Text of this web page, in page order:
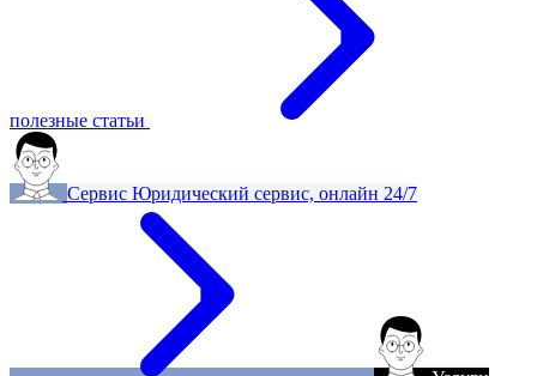
полезные статьи
Сервис Юридический сервис, онлайн 24/7